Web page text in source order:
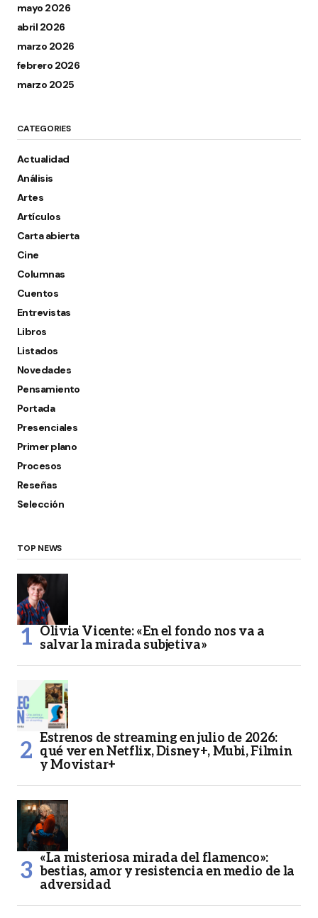
mayo 2026
abril 2026
marzo 2026
febrero 2026
marzo 2025
CATEGORIES
Actualidad
Análisis
Artes
Artículos
Carta abierta
Cine
Columnas
Cuentos
Entrevistas
Libros
Listados
Novedades
Pensamiento
Portada
Presenciales
Primer plano
Procesos
Reseñas
Selección
TOP NEWS
Olivia Vicente: «En el fondo nos va a
salvar la mirada subjetiva»
Estrenos de streaming en julio de 2026:
qué ver en Netflix, Disney+, Mubi, Filmin
y Movistar+
«La misteriosa mirada del flamenco»:
bestias, amor y resistencia en medio de la
adversidad